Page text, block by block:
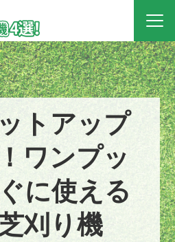
トアップ
ワンプッ
に使える
刈り機